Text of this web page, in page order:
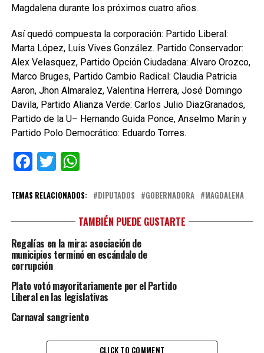
Magdalena durante los próximos cuatro años.
Así quedó compuesta la corporación: Partido Liberal:
Marta López, Luis Vives González. Partido Conservador:
Alex Velasquez, Partido Opción Ciudadana: Alvaro Orozco,
Marco Bruges, Partido Cambio Radical: Claudia Patricia
Aaron, Jhon Almaralez, Valentina Herrera, José Domingo
Davila, Partido Alianza Verde: Carlos Julio DiazGranados,
Partido de la U– Hernando Guida Ponce, Anselmo Marín y
Partido Polo Democrático: Eduardo Torres.
Facebook
TwitterWhatsApp
TEMAS RELACIONADOS: DIPUTADOS GOBERNADORA MAGDALENA
TAMBIÉN PUEDE GUSTARTE
Regalías en la mira: asociación de
municipios terminó en escándalo de
corrupción
Plato votó mayoritariamente por el Partido
Liberal en las legislativas
Carnaval sangriento
CLICK TO COMMENT